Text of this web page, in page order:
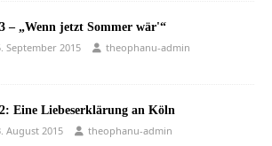
– „Wenn jetzt Sommer wär'“
September 2015
theophanu-admin
Eine Liebeserklärung an Köln
August 2015
theophanu-admin